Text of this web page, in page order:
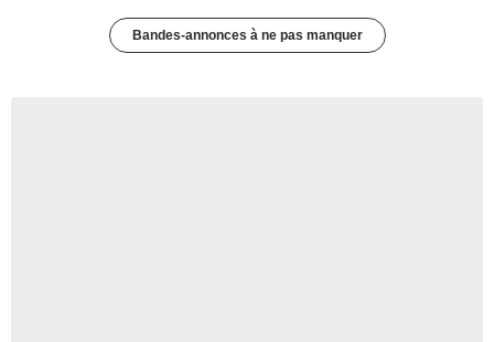
Bandes-annonces à ne pas manquer